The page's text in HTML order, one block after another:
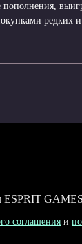
пополнения,
редких
ESPRIT
соглашения и